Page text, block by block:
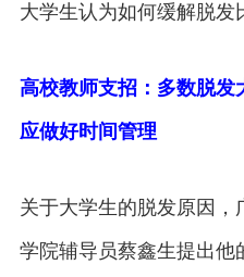
大学生认为如何缓解脱发
高校教师支招：多数脱发
应做好时间管理
关于大学生的脱发原因，
学院辅导员蔡鑫生提出他